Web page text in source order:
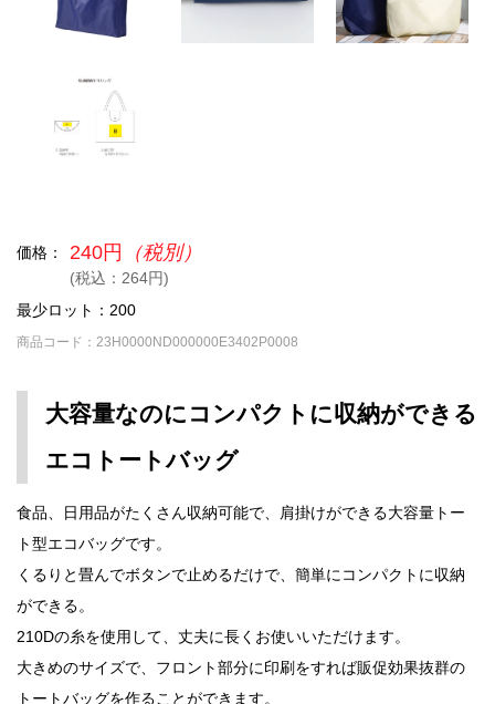
価格： 240円 （税別）
(税込：264円)
最少ロット：200
商品コード：23H0000ND000000E3402P0008
大容量なのにコンパクトに収納ができる
エコトートバッグ
食品、日用品がたくさん収納可能で、肩掛けができる大容量トー
ト型エコバッグです。
くるりと畳んでボタンで止めるだけで、簡単にコンパクトに収納
ができる。
210Dの糸を使用して、丈夫に長くお使いいただけます。
大きめのサイズで、フロント部分に印刷をすれば販促効果抜群の
トートバッグを作ることができます。